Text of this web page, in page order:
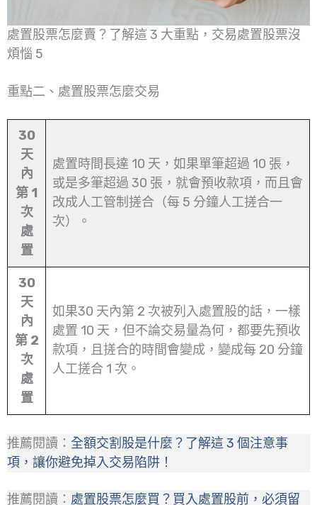
處置股票怎麼賣？了解這 3 大重點，交易處置股票沒
煩惱 5
重點二、處置股票怎麼交易
30
天
內
第 1
次
處
置
處置時間長達 10 天，如果單筆超過 10 張，
或是多筆超過 30 張，就會預收款項，而且會
改成人工管制搓合（每 5 分鐘人工搓合一
次）。
30
天
內
第 2
次
處
置
如果30 天內第 2 次被列入處置股的話，一樣
處置 10 天，但不論交易量為何，都要先預收
款項，且搓合的時間會變成，變成每 20 分鐘
人工搓合 1 次。
推薦閱讀： 全額交割股是什麼？了解這 3 個注意事
項，讓你避免掉入交易陷阱！
推薦閱讀： 處置股票怎麼買？買入處置股前，必須留